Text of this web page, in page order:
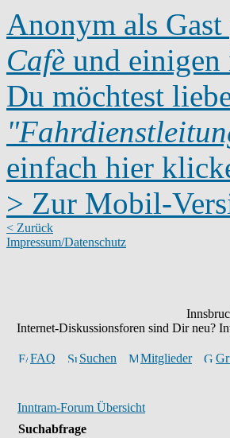
Anonym als
Cafè und
Du möchtest
einfach hier
> Zur Mobil-
< Zurück
Impressum/Datenschutz
Internet-Diskussionsforen sind Dir neu?
FAQ Suchen Mitglieder
Inntram-Forum Übersicht
Suchabfrage